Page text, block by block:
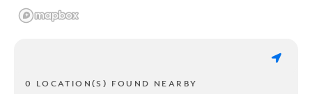
0 LOCATION(S) FOUND NEARBY